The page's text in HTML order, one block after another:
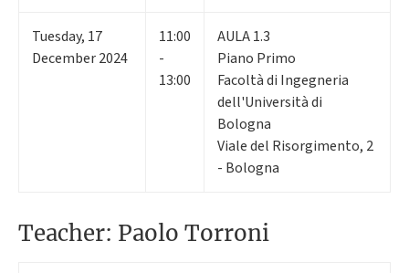
Tuesday, 17
December 2024
11:00
-
13:00
AULA 1.3
Piano Primo
Facoltà di Ingegneria
dell'Università di
Bologna
Viale del Risorgimento, 2
- Bologna
Teacher: Paolo Torroni